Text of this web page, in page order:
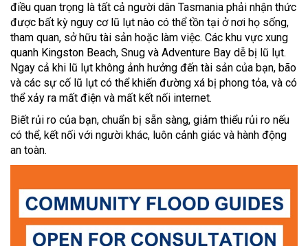
điều quan trọng là tất cả người dân Tasmania phải nhận thức
được bất kỳ nguy cơ lũ lụt nào có thể tồn tại ở nơi họ sống,
tham quan, sở hữu tài sản hoặc làm việc. Các khu vực xung
quanh Kingston Beach, Snug và Adventure Bay dễ bị lũ lụt.
Ngay cả khi lũ lụt không ảnh hưởng đến tài sản của bạn, bão
và các sự cố lũ lụt có thể khiến đường xá bị phong tỏa, và có
thể xảy ra mất điện và mất kết nối internet.
Biết rủi ro của bạn, chuẩn bị sẵn sàng, giảm thiểu rủi ro nếu
có thể, kết nối với người khác, luôn cảnh giác và hành động
an toàn.